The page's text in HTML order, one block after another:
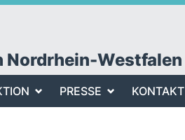
Nordrhein-Westfalen
PRESSE KONTAKT